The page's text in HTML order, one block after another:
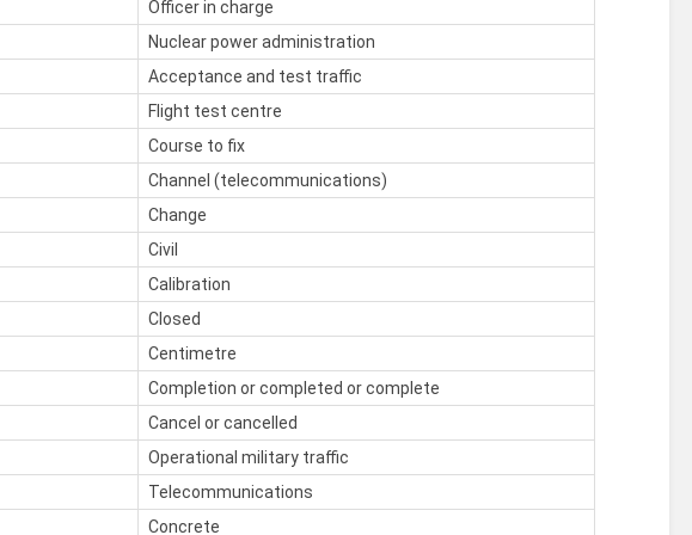
Officer in charge
Nuclear power administration
Acceptance and test traffic
Flight test centre
Course to fix
Channel (telecommunications)
Change
Civil
Calibration
Closed
Centimetre
Completion or completed or complete
Cancel or cancelled
Operational military traffic
Telecommunications
Concrete